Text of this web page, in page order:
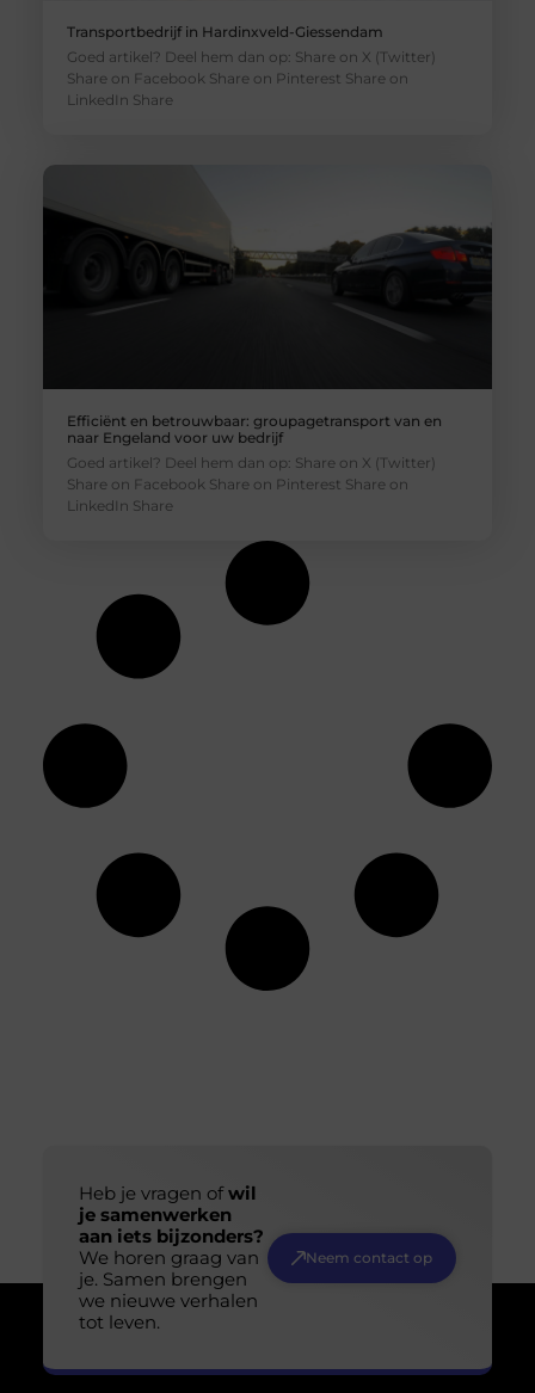
Transportbedrijf in Hardinxveld-Giessendam
Goed artikel? Deel hem dan op: Share on X (Twitter)
Share on Facebook Share on Pinterest Share on
LinkedIn Share
Efficiënt en betrouwbaar: groupagetransport van en
naar Engeland voor uw bedrijf
Goed artikel? Deel hem dan op: Share on X (Twitter)
Share on Facebook Share on Pinterest Share on
LinkedIn Share
Heb je vragen ofwil
je samenwerken
aan iets bijzonders?
We horen graag van
je. Samen brengen
we nieuwe verhalen
tot leven.
Neem contact op